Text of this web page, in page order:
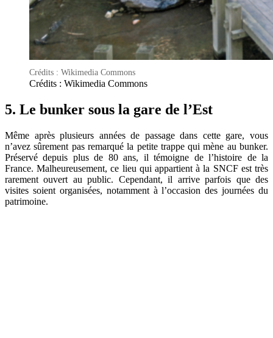
Crédits : Wikimedia Commons
Crédits : Wikimedia Commons
5. Le bunker sous la gare de l’Est
Même après plusieurs années de passage dans cette gare, vous
n’avez sûrement pas remarqué la petite trappe qui mène au bunker.
Préservé depuis plus de 80 ans, il témoigne de l’histoire de la
France. Malheureusement, ce lieu qui appartient à la SNCF est très
rarement ouvert au public. Cependant, il arrive parfois que des
visites soient organisées, notamment à l’occasion des journées du
patrimoine.